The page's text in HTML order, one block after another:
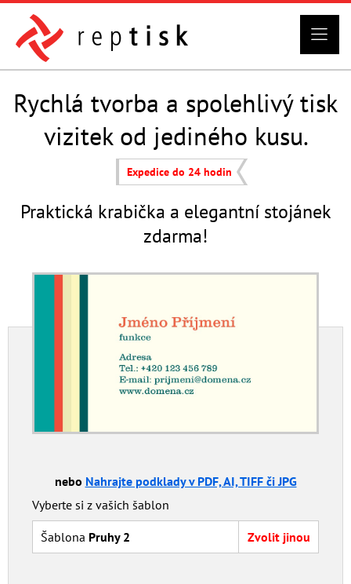
Rychlá tvorba a spolehlivý tisk
vizitek od jediného kusu.
Expedice do 24 hodin
Praktická krabička a elegantní stojánek
zdarma!
nebo Nahrajte podklady v PDF, AI, TIFF či JPG
Vyberte si z vašich šablon
Šablona Pruhy 2 Zvolit jinou